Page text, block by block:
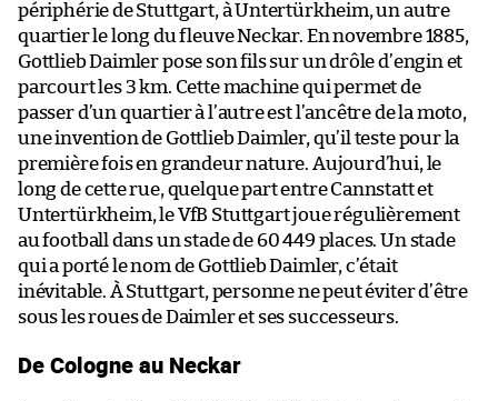
périphérie de Stuttgart, à Untertürkheim, un autre
quartier le long du fleuve Neckar. En novembre 1885,
Gottlieb Daimler pose son fils sur un drôle d’engin et
parcourt les 3 km. Cette machine qui permet de
passer d’un quartier à l’autre est l’ancêtre de la moto,
une invention de Gottlieb Daimler, qu’il teste pour la
première fois en grandeur nature. Aujourd’hui, le
long de cette rue, quelque part entre Cannstatt et
Untertürkheim, le VfB Stuttgart joue régulièrement
au football dans un stade de 60 449 places. Un stade
qui a porté le nom de Gottlieb Daimler, c’était
inévitable. À Stuttgart, personne ne peut éviter d’être
sous les roues de Daimler et ses successeurs.
De Cologne au Neckar